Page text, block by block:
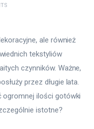
ale również
tekstyliów
czynników. Ważne,
przez długie lata.
ogromnej ilości gotówki
istotne?